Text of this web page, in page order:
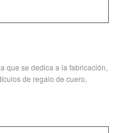
que se dedica a la fabricación,
de regalo de cuero,